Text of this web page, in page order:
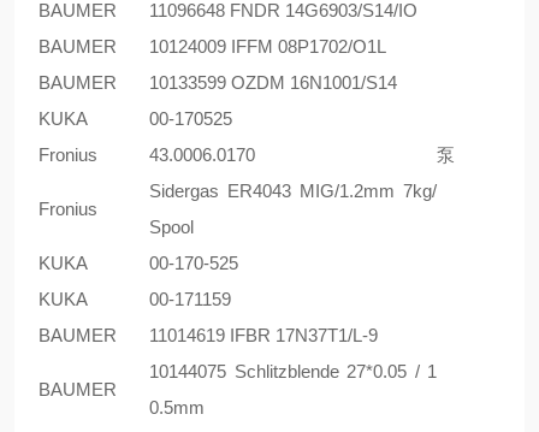
BAUMER
11096648 FNDR 14G6903/S14/IO
BAUMER
10124009 IFFM 08P1702/O1L
BAUMER
10133599 OZDM 16N1001/S14
KUKA
00-170525
Fronius
43.0006.0170 泵
Fronius
Sidergas ER4043 MIG/1.2mm 7kg/
Spool
KUKA
00-170-525
KUKA
00-171159
BAUMER
11014619 IFBR 17N37T1/L-9
BAUMER
10144075 Schlitzblende 27*0.05 / 1
0.5mm